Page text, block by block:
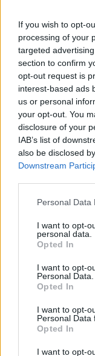
If you wish to opt-
processing of your
targeted
section to confirm
opt-out request is
interest-based ads
us or personal
your opt-out. You
disclosure of your
IAB’s list of
also be disclosed
Downstream
Please note that
not limited to your
grant or deny
use your data for
consent section.
Personal Data
I want to opt-
personal data.
Opted In
I want to opt-
Personal Data.
Opted In
I want to opt-
Personal Data
Opted In
I want to opt-
osalta ja
Kun kartoitat
keskenään,
tarvitsemasi
3.
Tositeperusteinen
pystyä
Procountor-
hinnoittelu
palvelun paketista
– esimerkiksi